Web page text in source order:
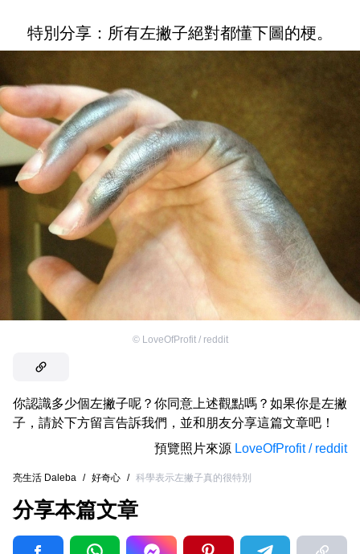
特別分享：所有左撇子絕對都懂下圖的梗。
© LoveOfProfit / reddit
你認識多少個左撇子呢？你同意上述觀點嗎？如果你是左撇
子，請於下方留言告訴我們，並和朋友分享這篇文章吧！
預覽照片來源 LoveOfProfit / reddit
亮生活 Daleba / 好奇心 / 科學表示左撇子真的很特別
分享本篇文章